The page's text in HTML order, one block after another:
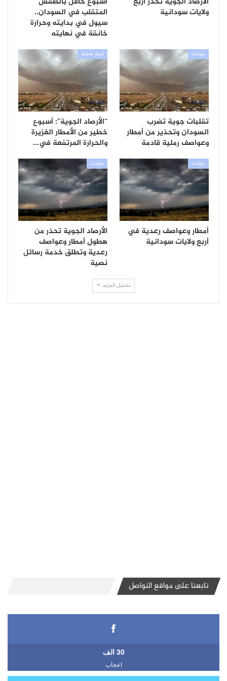
ولايات سودانية
المتقلب في السودان..
سيول في بدايته وحرارة
خانقة في نهايته
حوادث
تقلبات جوية تضرب
السودان وتحذير من أمطار
وعواصف رملية قادمة
أخبار عاجلة
“الأرصاد الجوية”: أسبوع
خطير من الأمطار الغزيرة
والحرارة المرتفعة في…
حوادث
أمطار وعواصف رعدية في
أربع ولايات سودانية
حوادث
الأرصاد الجوية تحذر من
هطول أمطار وعواصف
رعدية وتطلق خدمة رسائل
نصية
تحميل المزيد
تابعنا على مواقع التواصل
30 الف
اعجاب